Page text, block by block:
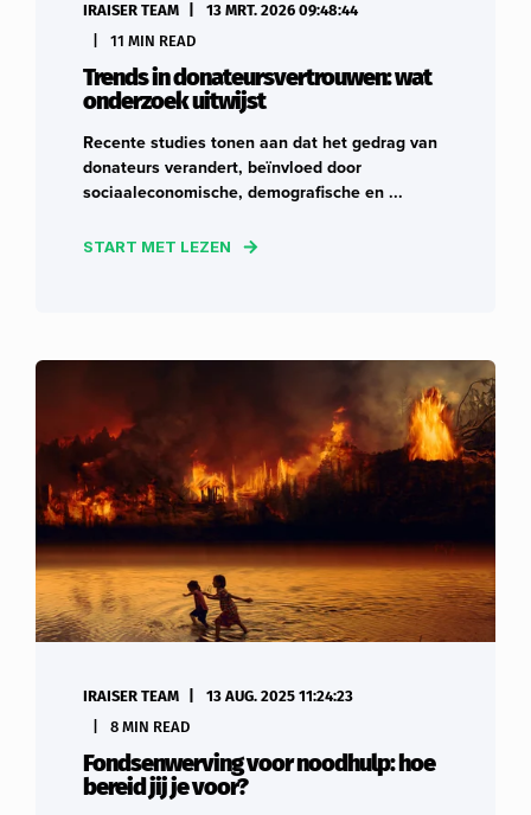
IRAISER TEAM
13 MRT. 2026 09:48:44
11 MIN READ
Trends in donateursvertrouwen: wat
onderzoek uitwijst
Recente studies tonen aan dat het gedrag van
donateurs verandert, beïnvloed door
sociaaleconomische, demografische en ...
START MET LEZEN
IRAISER TEAM
13 AUG. 2025 11:24:23
8 MIN READ
Fondsenwerving voor noodhulp: hoe
bereid jij je voor?